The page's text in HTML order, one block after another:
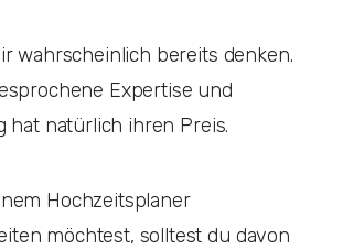
wahrscheinlich bereits denken.
Expertise und
hat natürlich ihren Preis.
Hochzeitsplaner
möchtest, solltest du davon